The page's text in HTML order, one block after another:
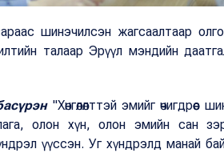
шинэчилсэн жагсаалтаар
талаар Эрүүл мэндийн
"Хөнгөлөлттэй эмийг өчигдрөөс
олон хүн, олон эмийн сан
үүссэн. Уг хүндрэлд манай